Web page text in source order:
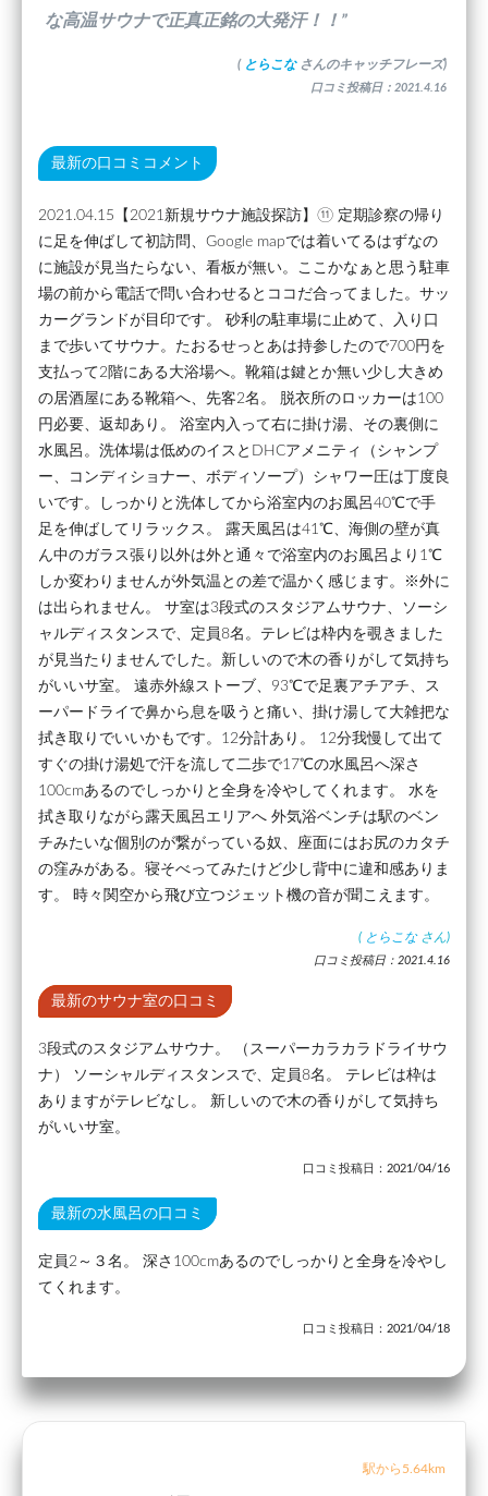
な高温サウナで正真正銘の大発汗！！”
( とらこな さんのキャッチフレーズ)
口コミ投稿日：2021.4.16
最新の口コミコメント
2021.04.15【2021新規サウナ施設探訪】⑪ 定期診察の帰り
に足を伸ばして初訪問、Google mapでは着いてるはずなの
に施設が見当たらない、看板が無い。ここかなぁと思う駐車
場の前から電話で問い合わせるとココだ合ってました。サッ
カーグランドが目印です。 砂利の駐車場に止めて、入り口
まで歩いてサウナ。たおるせっとあは持参したので700円を
支払って2階にある大浴場へ。靴箱は鍵とか無い少し大きめ
の居酒屋にある靴箱へ、先客2名。 脱衣所のロッカーは100
円必要、返却あり。 浴室内入って右に掛け湯、その裏側に
水風呂。洗体場は低めのイスとDHCアメニティ（シャンプ
ー、コンディショナー、ボディソープ）シャワー圧は丁度良
いです。しっかりと洗体してから浴室内のお風呂40℃で手
足を伸ばしてリラックス。 露天風呂は41℃、海側の壁が真
ん中のガラス張り以外は外と通々で浴室内のお風呂より1℃
しか変わりませんが外気温との差で温かく感じます。※外に
は出られません。 サ室は3段式のスタジアムサウナ、ソーシ
ャルディスタンスで、定員8名。テレビは枠内を覗きました
が見当たりませんでした。新しいので木の香りがして気持ち
がいいサ室。 遠赤外線ストーブ、93℃で足裏アチアチ、ス
ーパードライで鼻から息を吸うと痛い、掛け湯して大雑把な
拭き取りでいいかもです。12分計あり。 12分我慢して出て
すぐの掛け湯処で汗を流して二歩で17℃の水風呂へ深さ
100cmあるのでしっかりと全身を冷やしてくれます。 水を
拭き取りながら露天風呂エリアへ 外気浴ベンチは駅のベン
チみたいな個別のが繋がっている奴、座面にはお尻のカタチ
の窪みがある。寝そべってみたけど少し背中に違和感ありま
す。 時々関空から飛び立つジェット機の音が聞こえます。
( とらこな さん)
口コミ投稿日：2021.4.16
最新のサウナ室の口コミ
3段式のスタジアムサウナ。 （スーパーカラカラドライサウ
ナ） ソーシャルディスタンスで、定員8名。 テレビは枠は
ありますがテレビなし。 新しいので木の香りがして気持ち
がいいサ室。
口コミ投稿日：2021/04/16
最新の水風呂の口コミ
定員2～３名。 深さ100cmあるのでしっかりと全身を冷やし
てくれます。
口コミ投稿日：2021/04/18
駅から5.64km